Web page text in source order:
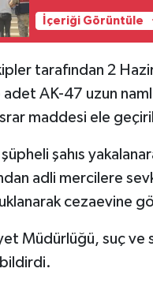
İçeriği Görüntüle
tarafından 2
AK-47 uzun
maddesi ele
şahıs
adli mercilere
cezaevine
Müdürlüğü, suç ve